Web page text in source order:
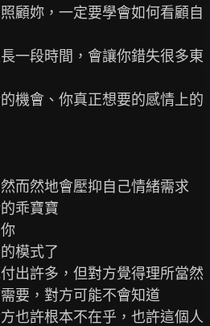
顧妳，一定要學會如何看顧自
一段時間，會讓你錯失很多東
機會、你真正想要的感情上的
而然地會壓抑自己情緒需求
乖寶寶
模式了
出許多，但對方覺得理所當然
要，對方可能不會知道
也許根本不在乎，也許這個人